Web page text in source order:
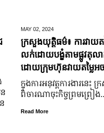
MAY 02, 2024
ក្រសួងយុត្តិធម៌៖ ការវាយត
លក់ដោយបង្ខំតាមផ្លូវតុលាក
ដោយក្រុមហ៊ុនវាយតម្លៃអ
ក្នុងការអនុវត្តការងារនេ
ពិចារណាចុះកិច្ចព្រមព្រៀង
Read More